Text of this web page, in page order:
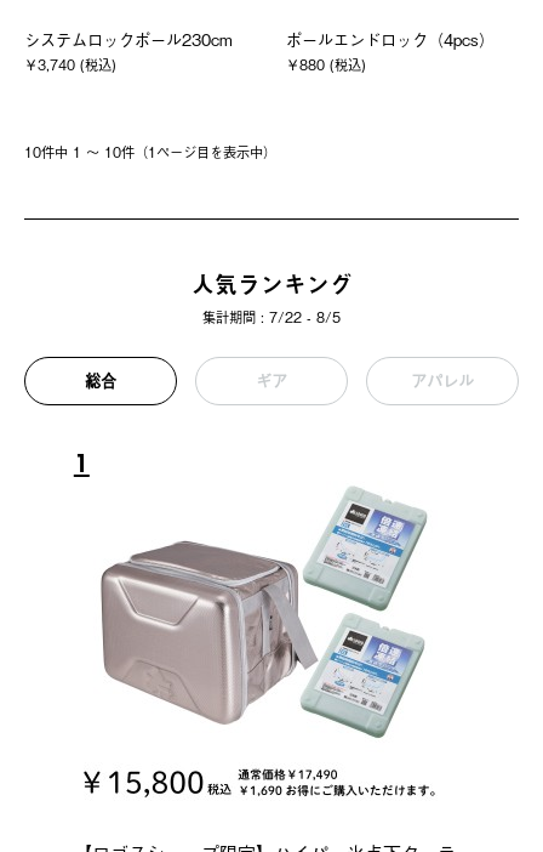
システムロックポール230cm
￥3,740 (税込)
ポールエンドロック（4pcs）
￥880 (税込)
10件中 1 〜 10件（1ページ⽬を表⽰中）
人気ランキング
集計期間 : 7/22 - 8/5
総合 ギア アパレル
1